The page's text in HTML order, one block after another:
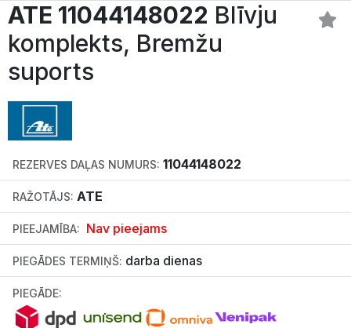
ATE 11044148022 Blīvju
komplekts, Bremžu
suports
REZERVES DAĻAS NUMURS: 11044148022
RAŽOTĀJS: ATE
PIEEJAMĪBA: Nav pieejams
PIEGĀDES TERMIŅŠ: darba dienas
PIEGĀDE: